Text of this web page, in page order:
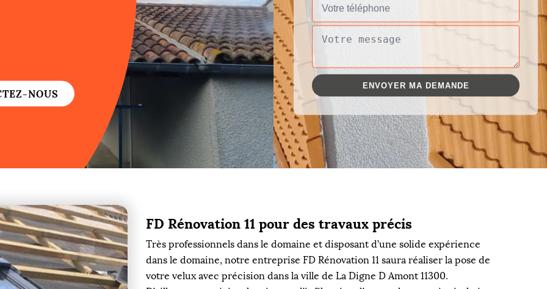
NOUS
FD Rénovation 11 pour des travaux précis
Très professionnels dans le domaine et disposant d’une solide expérience
dans le domaine, notre entreprise FD Rénovation 11 saura réaliser la pose de
votre velux avec précision dans la ville de La Digne D Amont 11300.